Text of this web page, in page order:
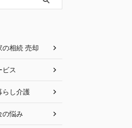
の相続 売却
ビス
らし介護
の悩み